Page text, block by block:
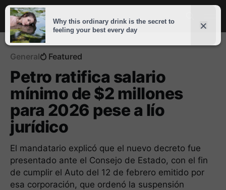
General Featured
Petro ratifica salario
mínimo de $2 millones
para 2026 pese a lío
jurídico
El mandatario explicó que el nuevo decreto fue
presentado ante el Consejo de Estado, con el fin
de cumplir el Auto del 12 de febrero emitido por
esa corporación, que ordenó la suspensión